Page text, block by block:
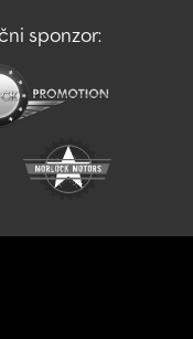
sponzor: